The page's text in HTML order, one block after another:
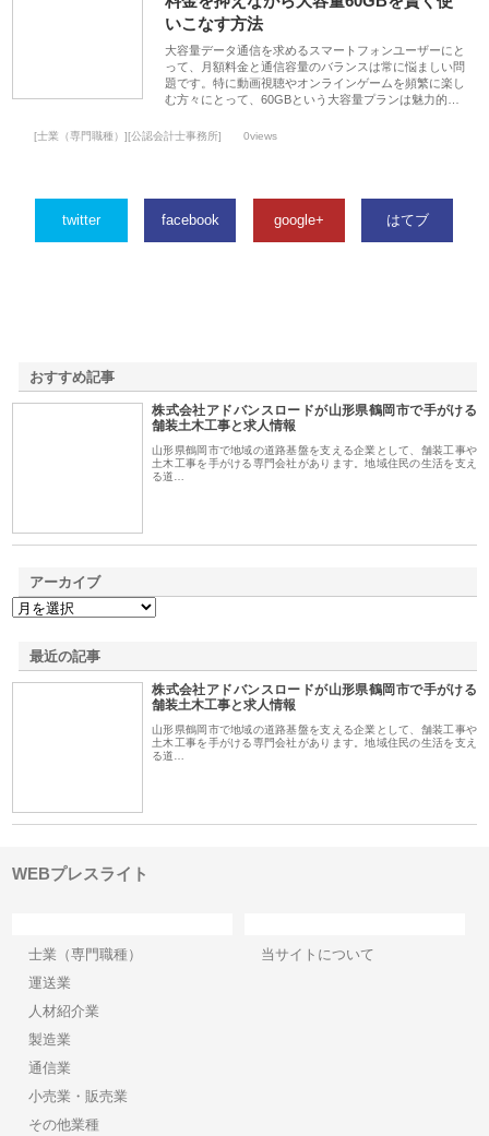
いこなす方法
大容量データ通信を求めるスマートフォンユーザーにと
って、月額料金と通信容量のバランスは常に悩ましい問
題です。特に動画視聴やオンラインゲームを頻繁に楽し
む方々にとって、60GBという大容量プランは魅力的…
[士業（専門職種）][公認会計士事務所] 0views
twitter facebook google+ はてブ
おすすめ記事
株式会社アドバンスロードが山形県鶴岡市で手がける
舗装土木工事と求人情報
山形県鶴岡市で地域の道路基盤を支える企業として、舗装工事や
土木工事を手がける専門会社があります。地域住民の生活を支え
る道…
アーカイブ
最近の記事
株式会社アドバンスロードが山形県鶴岡市で手がける
舗装土木工事と求人情報
山形県鶴岡市で地域の道路基盤を支える企業として、舗装工事や
土木工事を手がける専門会社があります。地域住民の生活を支え
る道…
WEBプレスライト
士業（専門職種）
運送業
人材紹介業
製造業
通信業
小売業・販売業
その他業種
当サイトについて